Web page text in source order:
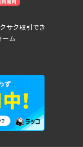
サク取引でき
ーム